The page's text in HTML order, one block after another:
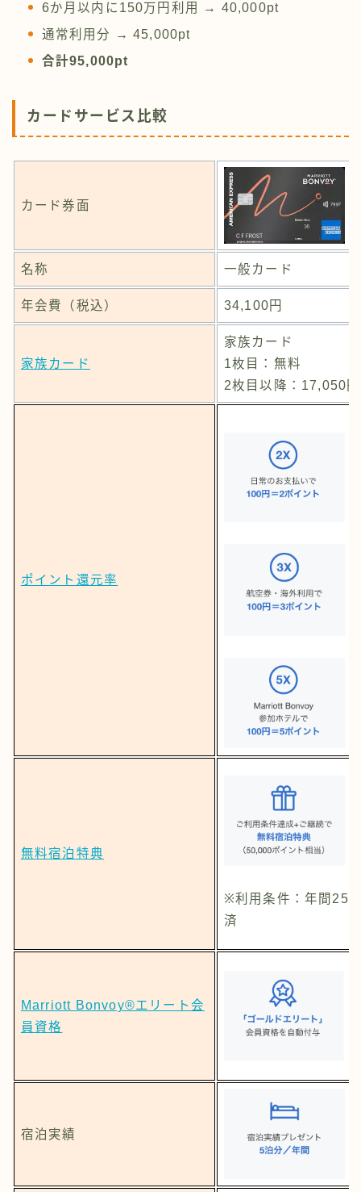
6か月以内に150万円利用 → 40,000pt
通常利用分 → 45,000pt
合計95,000pt
カードサービス比較
カード券面
名称 一般カード
年会費（税込） 34,100円
家族カード
家族カード
1枚目：無料
2枚目以降：17,050円
ポイント還元率
無料宿泊特典
※利用条件：年間250
済
Marriott Bonvoy®エリート会
員資格
宿泊実績